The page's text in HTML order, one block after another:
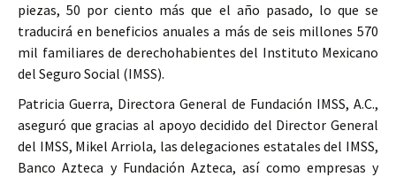
piezas, 50 por ciento más que el año pasado, lo que se
traducirá en beneficios anuales a más de seis millones 570
mil familiares de derechohabientes del Instituto Mexicano
del Seguro Social (IMSS).
Patricia Guerra, Directora General de Fundación IMSS, A.C.,
aseguró que gracias al apoyo decidido del Director General
del IMSS, Mikel Arriola, las delegaciones estatales del IMSS,
Banco Azteca y Fundación Azteca, así como empresas y